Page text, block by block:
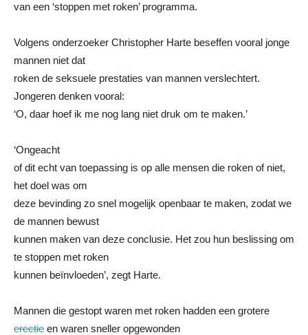
van een ‘stoppen met roken’ programma.
Volgens onderzoeker Christopher Harte beseffen vooral jonge
mannen niet dat
roken de seksuele prestaties van mannen verslechtert.
Jongeren denken vooral:
‘O, daar hoef ik me nog lang niet druk om te maken.’
‘Ongeacht
of dit echt van toepassing is op alle mensen die roken of niet,
het doel was om
deze bevinding zo snel mogelijk openbaar te maken, zodat we
de mannen bewust
kunnen maken van deze conclusie. Het zou hun beslissing om
te stoppen met roken
kunnen beïnvloeden’, zegt Harte.
Mannen die gestopt waren met roken hadden een grotere
erectie en waren sneller opgewonden